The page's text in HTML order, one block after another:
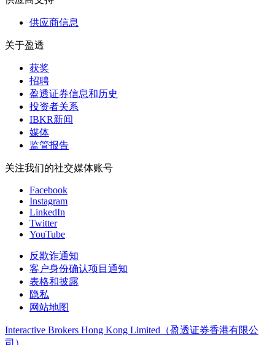
供应商信息
关于盈透
获奖
招聘
盈透证券信息和历史
投资者关系
IBKR新闻
媒体
监管报告
关注我们的社交媒体账号
Facebook
Instagram
LinkedIn
Twitter
YouTube
反欺诈通知
客户身份确认项目通知
表格和披露
隐私
网站地图
Interactive Brokers Hong Kong Limited（盈透证券香港有限公
司）